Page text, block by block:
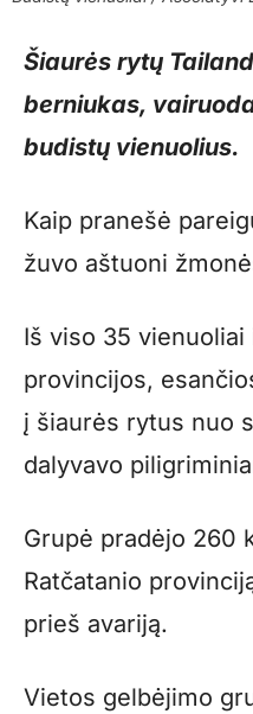
Šiaurės rytų
berniukas,
budistų vienuolius.
Kaip pranešė
žuvo aštuoni
Iš viso 35 vienuoliai
provincijos,
į šiaurės rytus nuo
dalyvavo
Grupė pradėjo 260
Ratčatanio
prieš avariją.
Vietos gelbėjimo